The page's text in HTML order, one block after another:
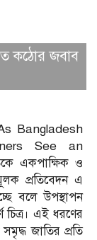
কঠোর জবাব
Bangladesh
See an
একপাক্ষিক ও
প্রতিবেদন এ
বলে উপস্থাপন
চিত্র। এই ধরণের
জাতির প্রতি